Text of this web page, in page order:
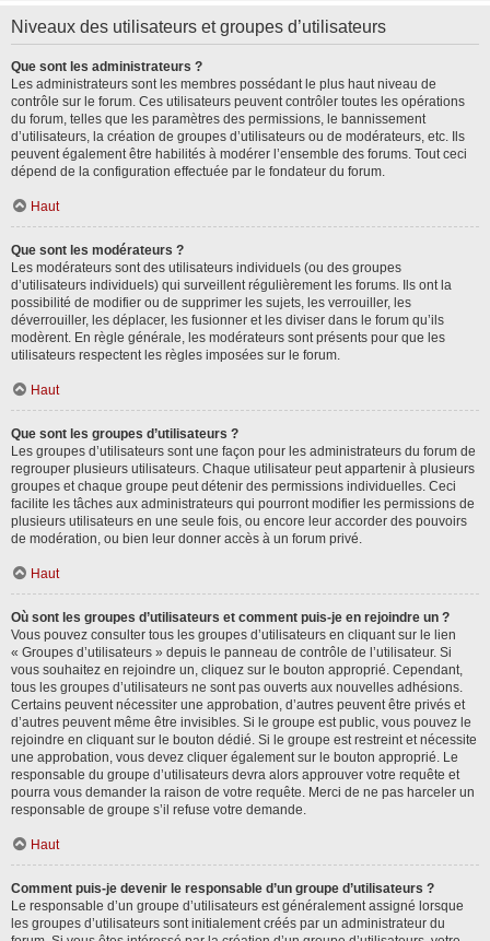
Niveaux des utilisateurs et groupes d’utilisateurs
Que sont les administrateurs ?
Les administrateurs sont les membres possédant le plus haut niveau de
contrôle sur le forum. Ces utilisateurs peuvent contrôler toutes les opérations
du forum, telles que les paramètres des permissions, le bannissement
d’utilisateurs, la création de groupes d’utilisateurs ou de modérateurs, etc. Ils
peuvent également être habilités à modérer l’ensemble des forums. Tout ceci
dépend de la configuration effectuée par le fondateur du forum.
Haut
Que sont les modérateurs ?
Les modérateurs sont des utilisateurs individuels (ou des groupes
d’utilisateurs individuels) qui surveillent régulièrement les forums. Ils ont la
possibilité de modifier ou de supprimer les sujets, les verrouiller, les
déverrouiller, les déplacer, les fusionner et les diviser dans le forum qu’ils
modèrent. En règle générale, les modérateurs sont présents pour que les
utilisateurs respectent les règles imposées sur le forum.
Haut
Que sont les groupes d’utilisateurs ?
Les groupes d’utilisateurs sont une façon pour les administrateurs du forum de
regrouper plusieurs utilisateurs. Chaque utilisateur peut appartenir à plusieurs
groupes et chaque groupe peut détenir des permissions individuelles. Ceci
facilite les tâches aux administrateurs qui pourront modifier les permissions de
plusieurs utilisateurs en une seule fois, ou encore leur accorder des pouvoirs
de modération, ou bien leur donner accès à un forum privé.
Haut
Où sont les groupes d’utilisateurs et comment puis-je en rejoindre un ?
Vous pouvez consulter tous les groupes d’utilisateurs en cliquant sur le lien
« Groupes d’utilisateurs » depuis le panneau de contrôle de l’utilisateur. Si
vous souhaitez en rejoindre un, cliquez sur le bouton approprié. Cependant,
tous les groupes d’utilisateurs ne sont pas ouverts aux nouvelles adhésions.
Certains peuvent nécessiter une approbation, d’autres peuvent être privés et
d’autres peuvent même être invisibles. Si le groupe est public, vous pouvez le
rejoindre en cliquant sur le bouton dédié. Si le groupe est restreint et nécessite
une approbation, vous devez cliquer également sur le bouton approprié. Le
responsable du groupe d’utilisateurs devra alors approuver votre requête et
pourra vous demander la raison de votre requête. Merci de ne pas harceler un
responsable de groupe s’il refuse votre demande.
Haut
Comment puis-je devenir le responsable d’un groupe d’utilisateurs ?
Le responsable d’un groupe d’utilisateurs est généralement assigné lorsque
les groupes d’utilisateurs sont initialement créés par un administrateur du